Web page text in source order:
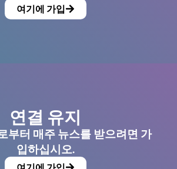
여기에 가입
연결 유지
부터 매주 뉴스를 받으려면 가
입하십시오.